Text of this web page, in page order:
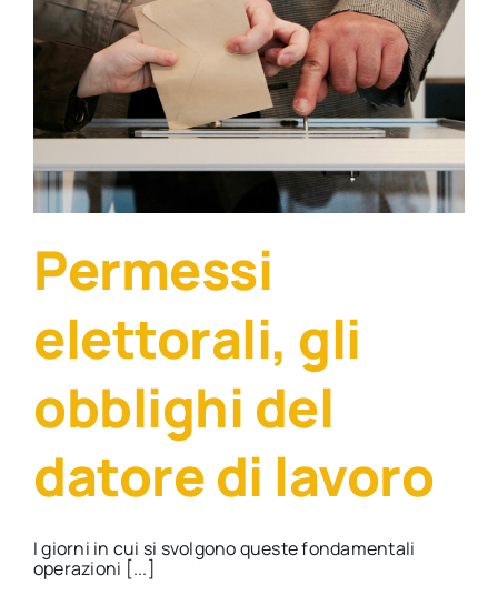
Permessi
elettorali, gli
obblighi del
datore di lavoro
I giorni in cui si svolgono queste fondamentali
operazioni [...]